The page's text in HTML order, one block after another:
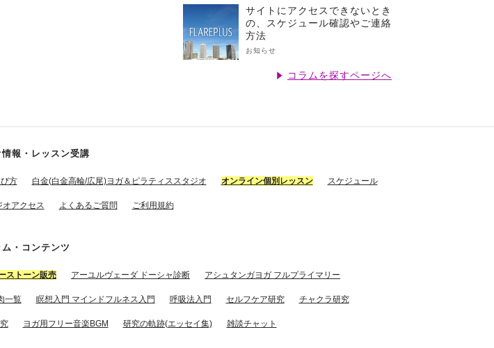
サイトにアクセスできないとき
の、スケジュール確認やご連絡
方法
お知らせ
コラムを探すページへ
情報・レッスン受講
方 白金(白金高輪/広尾)ヨガ＆ピラティススタジオ オンライン個別レッスン スケジュール
オアクセス よくあるご質問 ご利用規約
ム・コンテンツ
ストーン販売 アーユルヴェーダ ドーシャ診断 アシュタンガヨガ フルプライマリー
一覧 瞑想入門 マインドフルネス入門 呼吸法入門 セルフケア研究 チャクラ研究
ヨガ用フリー音楽BGM 研究の軌跡(エッセイ集) 雑談チャット